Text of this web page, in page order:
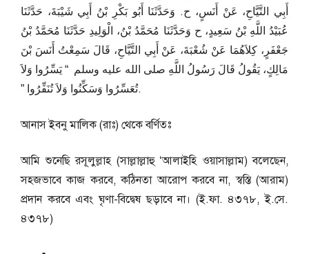
أَبِي التَّيَّاحِ، عَنْ أَنَسٍ، ح. وَحَدَّثَنَا أَبُو بَكْرِ بْنُ أَبِي شَيْبَةَ، حَدَّثَنَا
عُبَيْدُ اللَّهِ بْنُ سَعِيدٍ، ح وَحَدَّثَنَا مُحَمَّدُ بْنُ، الْوَلِيدِ حَدَّثَنَا مُحَمَّدُ بْنُ
جَعْفَرٍ، كِلاَهُمَا عَنْ شُعْبَةَ، عَنْ أَبِي التَّيَّاحِ، قَالَ سَمِعْتُ أَنَسَ بْنَ
مَالِكٍ، يَقُولُ قَالَ رَسُولُ اللَّهِ صلى الله عليه وسلم ‏ “‏ يَسِّرُوا وَلاَ
تُعَسِّرُوا وَسَكِّنُوا وَلاَ تُنَفِّرُوا ‏”‏.
আনাস ইবনু মালিক (রাঃ) থেকে বর্ণিতঃ
আমি শুনেছি রসূলুল্লাহ (সাল্লাল্লাহু ‘আলাইহি ওয়াসাল্লাম) বলেছেন,
সহজভাবে কাজ করবে, কঠিনতা আরোপ করবে না, স্বস্তি (আরাম)
প্রদান করবে এবং ঘৃণা-বিদ্বেষ ছড়াবে না। (ই.ফা. ৪৩৭৮, ই.সে.
৪৩৭৮)